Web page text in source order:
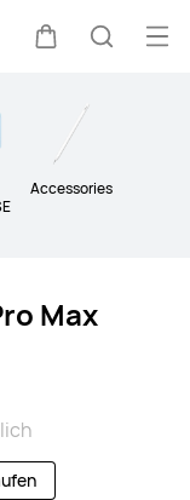
Accessories
Max